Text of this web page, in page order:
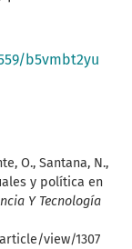
O., Santana, N.,
y política en
Y Tecnología
view/1307
b5vmbt2yu